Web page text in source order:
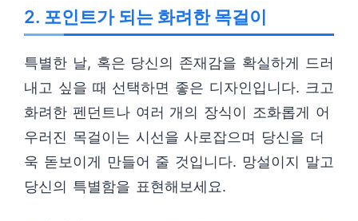
2. 포인트가 되는 화려한 목걸이
특별한 날, 혹은 당신의 존재감을 확실하게 드러
내고 싶을 때 선택하면 좋은 디자인입니다. 크고
화려한 펜던트나 여러 개의 장식이 조화롭게 어
우러진 목걸이는 시선을 사로잡으며 당신을 더
욱 돋보이게 만들어 줄 것입니다. 망설이지 말고
당신의 특별함을 표현해보세요.